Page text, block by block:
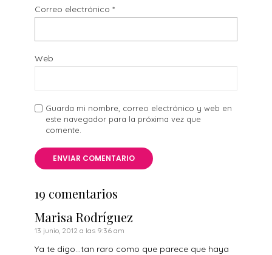
Correo electrónico *
Web
Guarda mi nombre, correo electrónico y web en
este navegador para la próxima vez que
comente.
19 comentarios
Marisa Rodríguez
13 junio, 2012 a las 9:36 am
Ya te digo…tan raro como que parece que haya